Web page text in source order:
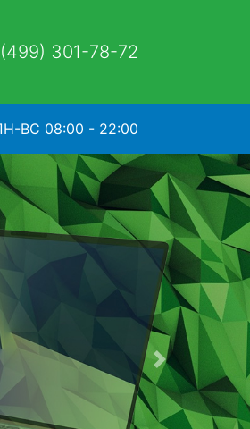
301-78-72
ВС 08:00 - 22:00
Следующая